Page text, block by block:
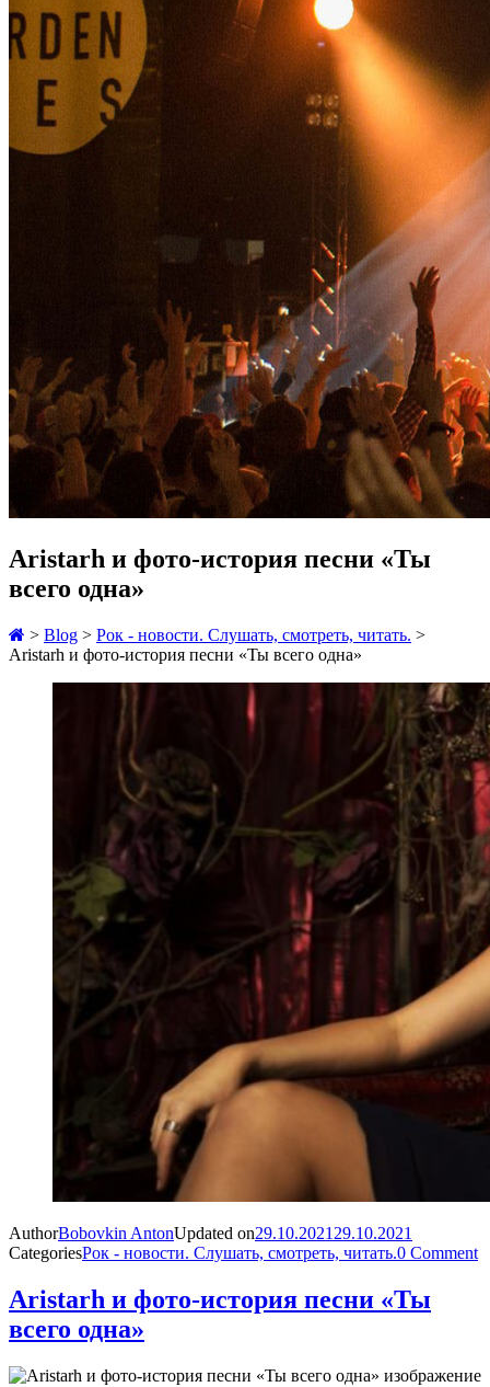
Aristarh и фото-история песни «Ты
всего одна»
> Blog > Рок - новости. Слушать, смотреть, читать. >
Aristarh и фото-история песни «Ты всего одна»
AuthorBobovkin AntonUpdated on29.10.2021 29.10.2021
CategoriesРок - новости. Слушать, смотреть, читать.0 Comment
Aristarh и фото-история песни «Ты
всего одна»